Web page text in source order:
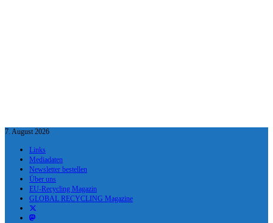
7. August 2026
Links
Mediadaten
Newsletter bestellen
Über uns
EU-Recycling Magazin
GLOBAL RECYCLING Magazine